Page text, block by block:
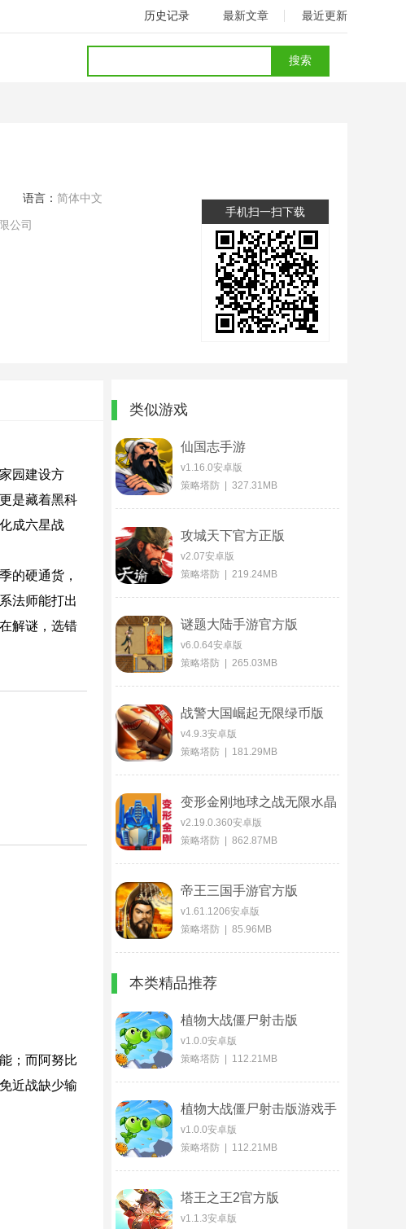
历史记录 最新文章 最近更新
语言： 简体中文
公司
手机扫一扫下载
园建设方
是藏着黑科
成六星战
的硬通货，
法师能打出
解谜，选错
；而阿努比
近战缺少输
类似游戏
仙国志手游
v1.16.0安卓版
策略塔防 | 327.31MB
攻城天下官方正版
v2.07安卓版
策略塔防 | 219.24MB
谜题大陆手游官方版
v6.0.64安卓版
策略塔防 | 265.03MB
战警大国崛起无限绿币版
v4.9.3安卓版
策略塔防 | 181.29MB
变形金刚地球之战无限水晶
v2.19.0.360安卓版
策略塔防 | 862.87MB
帝王三国手游官方版
v1.61.1206安卓版
策略塔防 | 85.96MB
本类精品推荐
植物大战僵尸射击版
v1.0.0安卓版
策略塔防 | 112.21MB
植物大战僵尸射击版游戏手
机版
v1.0.0安卓版
策略塔防 | 112.21MB
塔王之王2官方版
v1.1.3安卓版